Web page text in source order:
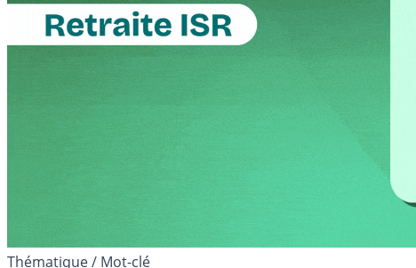
Thématique / Mot-clé